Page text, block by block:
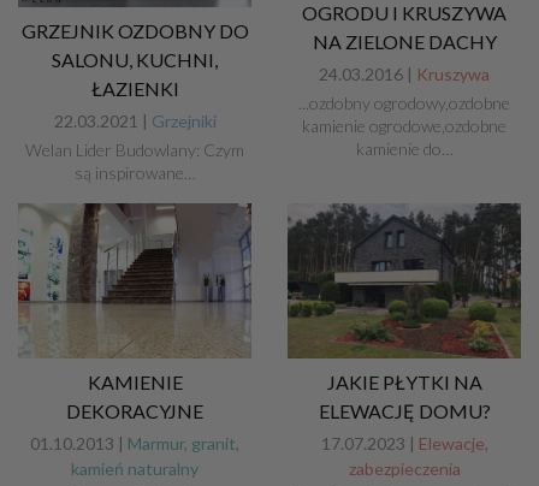
GRZEJNIK OZDOBNY DO
SALONU, KUCHNI,
ŁAZIENKI
22.03.2021 | Grzejniki
Welan Lider Budowlany: Czym
są inspirowane…
OGRODU I KRUSZYWA
NA ZIELONE DACHY
24.03.2016 | Kruszywa
...ozdobny ogrodowy,ozdobne
kamienie ogrodowe,ozdobne
kamienie do…
KAMIENIE
DEKORACYJNE
01.10.2013 | Marmur, granit,
kamień naturalny
JAKIE PŁYTKI NA
ELEWACJĘ DOMU?
17.07.2023 | Elewacje,
zabezpieczenia